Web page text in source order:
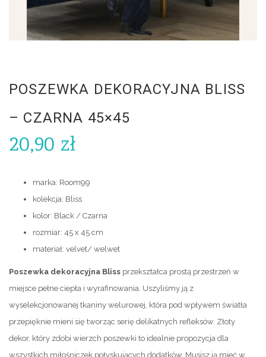
POSZEWKA DEKORACYJNA BLISS
– CZARNA 45×45
20,90 zł
marka: Room99
kolekcja: Bliss
kolor: Black / Czarna
rozmiar: 45 x 45 cm
materiał: velvet/ welwet
Poszewka dekoracyjna Bliss przekształca prostą przestrzeń w
miejsce pełne ciepła i wyrafinowania. Uszyliśmy ją z
wyselekcjonowanej tkaniny welurowej, która pod wpływem światła
przepięknie mieni się tworząc serię delikatnych refleksów. Złoty
dekor, który zdobi wierzch poszewki to idealnie propozycja dla
wszystkich miłośniczek połyskujących dodatków. Musisz ją mieć w